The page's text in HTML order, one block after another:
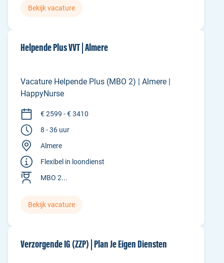
Bekijk vacature
Helpende Plus VVT | Almere
Vacature Helpende Plus (MBO 2) | Almere |
HappyNurse
€ 2599 - € 3410
8 - 36 uur
Almere
Flexibel in loondienst
MBO 2...
Bekijk vacature
Verzorgende IG (ZZP) | Plan Je Eigen Diensten